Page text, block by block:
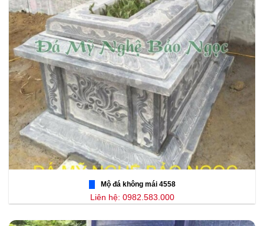
Mộ đá không mái 4558
Liên hệ: 0982.583.000